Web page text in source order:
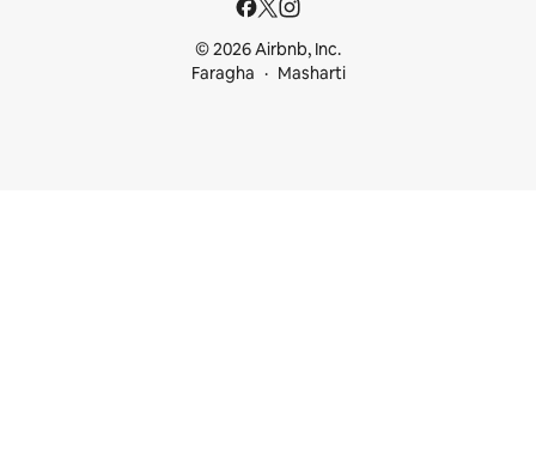
© 2026 Airbnb, Inc.
Faragha
Masharti